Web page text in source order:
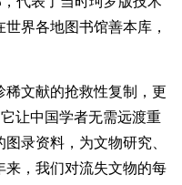
界各地图书馆善本库，
文献的抢救性复制，更
让中国学者无需远渡重
录资料，为文物研究、
来，我们对流失文物的每